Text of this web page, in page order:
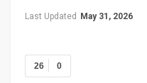
Last Updated May 31, 2026
0
26